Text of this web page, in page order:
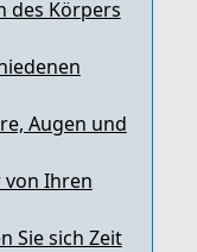
des Körpers
Augen und
von Ihren
Sie sich Zeit